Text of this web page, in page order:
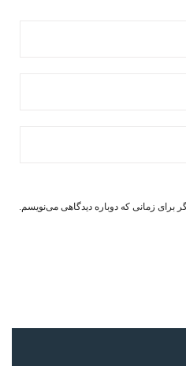
برای زمانی که دوباره دیدگاهی می‌نویسم.